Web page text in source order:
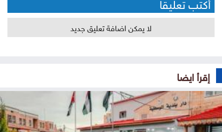
لا يمكن اضافة تعليق جديد
إقرأ ايضا